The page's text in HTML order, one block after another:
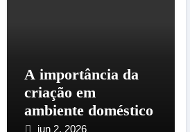
A importância da
criação em
ambiente doméstico
jun 2, 2026